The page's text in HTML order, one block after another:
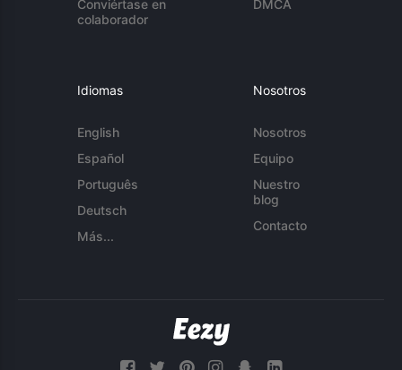
Conviértase en
colaborador
DMCA
Idiomas
English
Español
Português
Deutsch
Más...
Nosotros
Nosotros
Equipo
Nuestro
blog
Contacto